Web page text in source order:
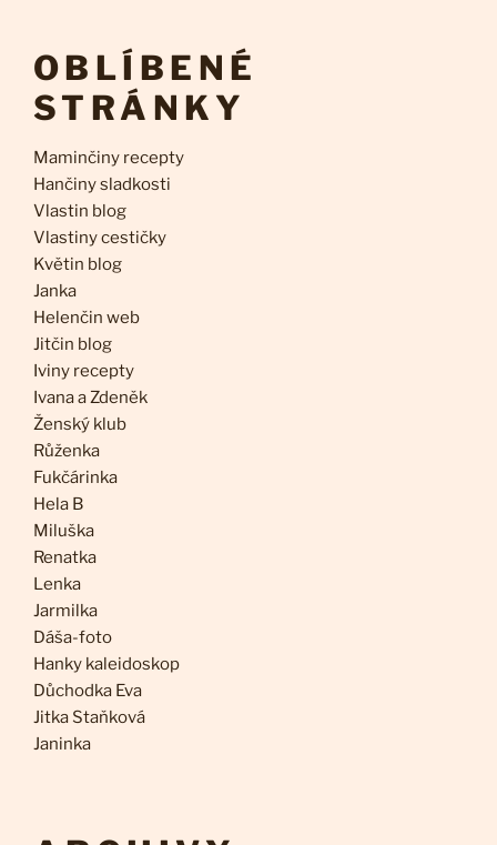
OBLÍBENÉ
STRÁNKY
Maminčiny recepty
Hančiny sladkosti
Vlastin blog
Vlastiny cestičky
Květin blog
Janka
Helenčin web
Jitčin blog
Iviny recepty
Ivana a Zdeněk
Ženský klub
Růženka
Fukčárinka
Hela B
Miluška
Renatka
Lenka
Jarmilka
Dáša-foto
Hanky kaleidoskop
Důchodka Eva
Jitka Staňková
Janinka